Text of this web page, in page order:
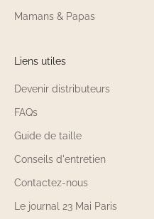
Mamans & Papas
Liens utiles
Devenir distributeurs
FAQs
Guide de taille
Conseils d'entretien
Contactez-nous
Le journal 23 Mai Paris